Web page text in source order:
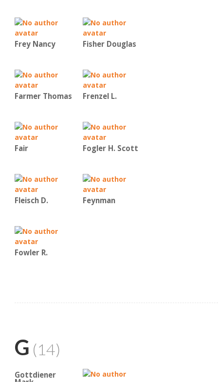
Frey Nancy Fisher Douglas
Farmer Thomas Frenzel L.
Fair Fogler H. Scott
Fleisch D. Feynman
Fowler R.
G (14)
Gottdiener